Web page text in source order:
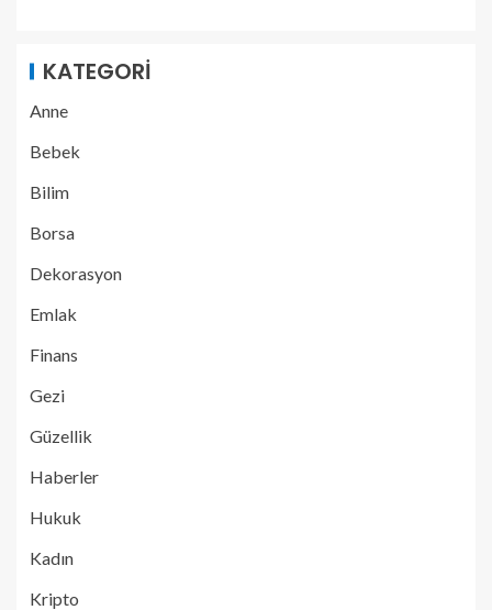
KATEGORI
Anne
Bebek
Bilim
Borsa
Dekorasyon
Emlak
Finans
Gezi
Güzellik
Haberler
Hukuk
Kadın
Kripto